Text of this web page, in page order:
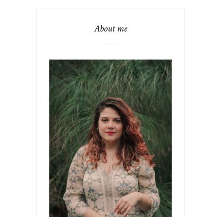
About me